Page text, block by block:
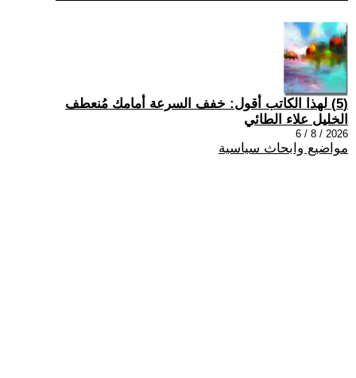
(5) لهذا الكاتب أقول: خفف السرعة أمامك مُنعطف
الخليل علاء الطائي
2026 / 8 / 6
مواضيع وابحاث سياسية